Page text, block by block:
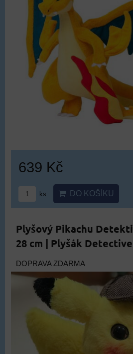
639 Kč
ks DO KOŠÍKU
Plyšový Pikachu
28 cm | Plyšák
DOPRAVA ZDARMA